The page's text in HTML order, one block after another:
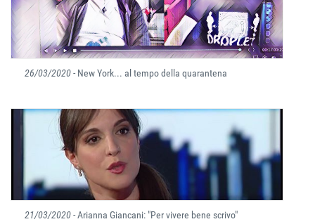
26/03/2020- New York... al tempo della quarantena
21/03/2020- Arianna Giancani: "Per vivere bene scrivo"